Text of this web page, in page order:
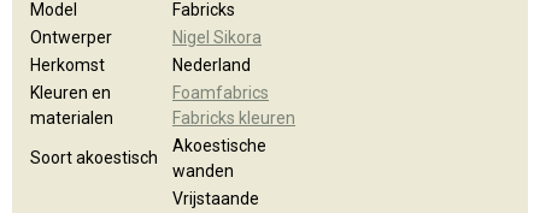
Model
Fabricks
Ontwerper
Nigel Sikora
Herkomst
Nederland
Kleuren en
materialen
Foamfabrics
Fabricks kleuren
Soort akoestisch
Akoestische
wanden
Vrijstaande